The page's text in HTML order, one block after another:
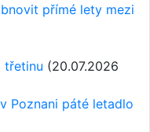
přímé lety mezi
třetinu (20.07.2026
Poznani páté letadlo